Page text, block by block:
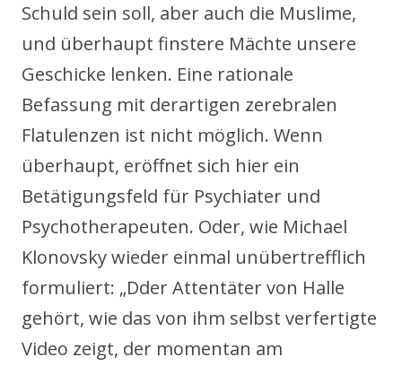
Schuld sein soll, aber auch die Muslime,
und überhaupt finstere Mächte unsere
Geschicke lenken. Eine rationale
Befassung mit derartigen zerebralen
Flatulenzen ist nicht möglich. Wenn
überhaupt, eröffnet sich hier ein
Betätigungsfeld für Psychiater und
Psychotherapeuten. Oder, wie Michael
Klonovsky wieder einmal unübertrefflich
formuliert: „Dder Attentäter von Halle
gehört, wie das von ihm selbst verfertigte
Video zeigt, der momentan am